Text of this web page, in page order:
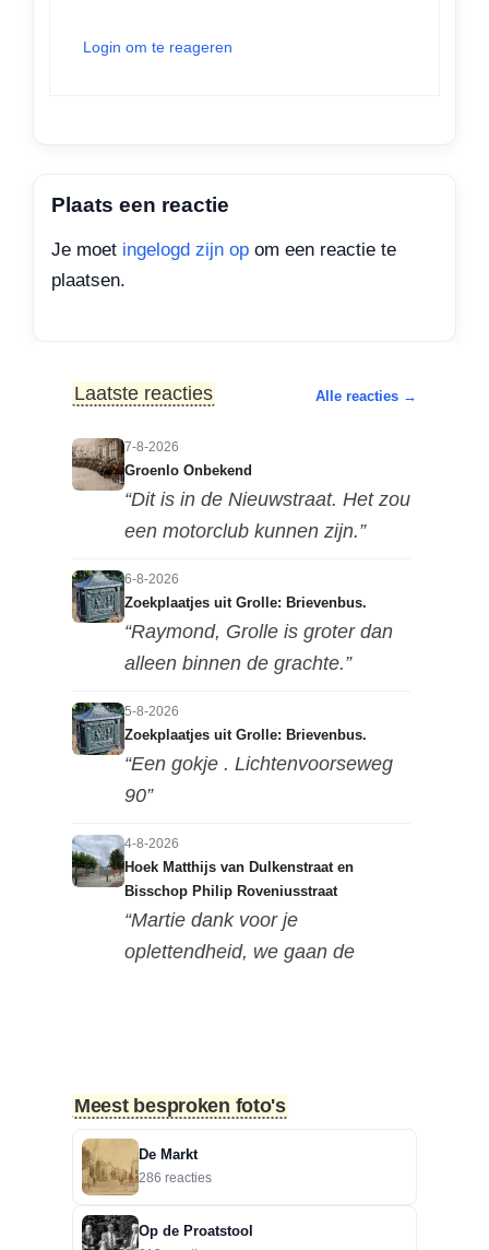
Login om te reageren
Plaats een reactie
Je moet ingelogd zijn op om een reactie te
plaatsen.
Laatste reacties Alle reacties →
7-8-2026
Groenlo Onbekend
“Dit is in de Nieuwstraat. Het zou
een motorclub kunnen zijn.”
6-8-2026
Zoekplaatjes uit Grolle: Brievenbus.
“Raymond, Grolle is groter dan
alleen binnen de grachte.”
5-8-2026
Zoekplaatjes uit Grolle: Brievenbus.
“Een gokje . Lichtenvoorseweg
90”
4-8-2026
Hoek Matthijs van Dulkenstraat en
Bisschop Philip Roveniusstraat
“Martie dank voor je
oplettendheid, we gaan de
“Beste redactie, dit klopt niet. Dit
deel van de landbouwscho...”
3-8-2026
Hoek Matthijs van Dulkenstraat en
Bisschop Philip Roveniusstraat
Meest besproken foto's
De Markt
286 reacties
Op de Proatstool